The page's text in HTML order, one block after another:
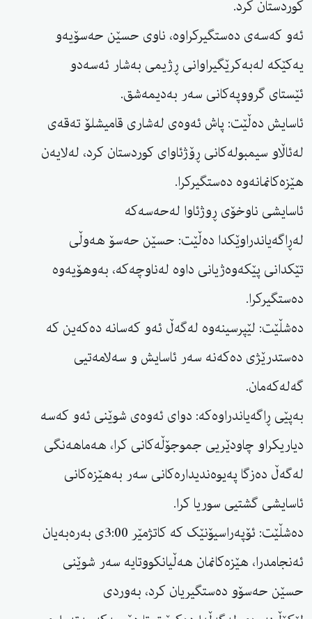
کوردستان کرد.
ئەو کەسەی دەستگیرکراوە، ناوی حسێن حەسۆیەو
یەكێكە لەبەكرێگیراوانی ڕژیمی بەشار ئەسەدو
ئێستای گرووپەكانی سەر بەدیمەشق.
ئاسایش دەڵێت: پاش ئەوەی لەشاری قامیشلۆ تەقەى
لەئاڵاو سیمبولەكانی ڕۆژئاوای كوردستان كرد، لەلایەن
هێزەكانمانەوە دەستگیركرا.
ئاسایشی ناوخۆی ڕوژئاوا لەحەسەکە
لەڕاگەیاندراوێکدا دەڵێت: حسێن حەسۆ هەوڵی
تێكدانی پێكەوەژیانی داوە لەناوچەكە، بەوهۆیەوە
دەستگیرکرا.
دەشڵێت: لێپرسینەوە لەگەڵ ئەو کەسانە دەکەین کە
دەستدرێژی دەکەنە سەر ئاسایش و سەلامەتیی
گەلەکەمان.
بەپێی ڕاگەیاندراوەکە: دوای ئەوەی شوێنی ئەو کەسە
دیاریکراو چاودێریی جموجۆڵەکانی کرا، هەماهەنگی
لەگەڵ دەزگا پەیوەندیدارەکانی سەر بەهێزەکانی
ئاسایشی گشتیی سوریا کرا.
دەشڵێت: ئۆپەراسیۆنێک کە کاتژمێر 3:00ی بەرەبەیان
ئەنجامدرا، هێزەکانمان هەڵیانکووتایە سەر شوێنی
حسێن حەسۆو دەستگیریان کرد، بەوردی